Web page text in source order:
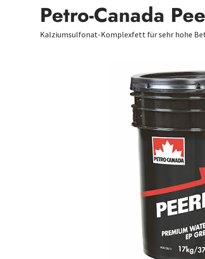
Petro-Canada
Kalziumsulfonat-Komplexfett für sehr hohe